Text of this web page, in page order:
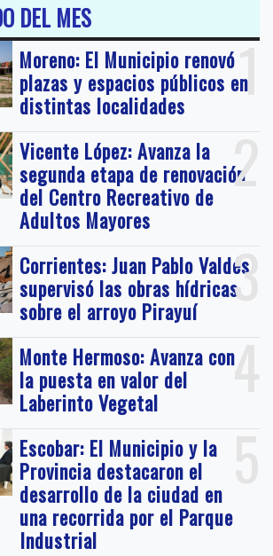
DEL MES
1
Moreno: El Municipio renovó
plazas y espacios públicos en
distintas localidades
2
Vicente López: Avanza la
segunda etapa de renovación
del Centro Recreativo de
Adultos Mayores
3
Corrientes: Juan Pablo Valdés
supervisó las obras hídricas
sobre el arroyo Pirayuí
4
Monte Hermoso: Avanza con
la puesta en valor del
Laberinto Vegetal
5
Escobar: El Municipio y la
Provincia destacaron el
desarrollo de la ciudad en
una recorrida por el Parque
Industrial